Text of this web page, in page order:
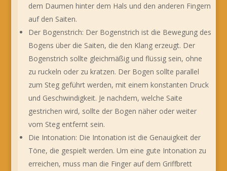
dem Daumen hinter dem Hals und den anderen Fingern
auf den Saiten.
Der Bogenstrich: Der Bogenstrich ist die Bewegung des
Bogens über die Saiten, die den Klang erzeugt. Der
Bogenstrich sollte gleichmäßig und flüssig sein, ohne
zu ruckeln oder zu kratzen. Der Bogen sollte parallel
zum Steg geführt werden, mit einem konstanten Druck
und Geschwindigkeit. Je nachdem, welche Saite
gestrichen wird, sollte der Bogen näher oder weiter
vom Steg entfernt sein.
Die Intonation: Die Intonation ist die Genauigkeit der
Töne, die gespielt werden. Um eine gute Intonation zu
erreichen, muss man die Finger auf dem Griffbrett